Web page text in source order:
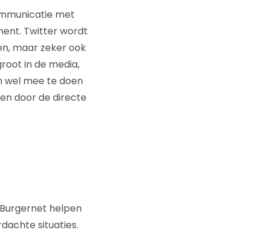
met
Twitter wordt
maar zeker ook
in de media,
wel mee te doen
door de directe
helpen
situaties.